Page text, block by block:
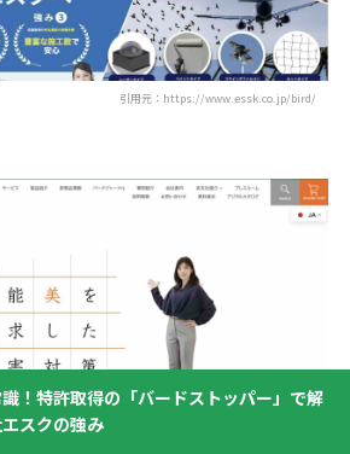
引用元：https://www.essk.co.jp/bird/
引用元：https://www.fujinaga810.co.jp/
！特許取得の「バードストッパー」で解
スクの強み